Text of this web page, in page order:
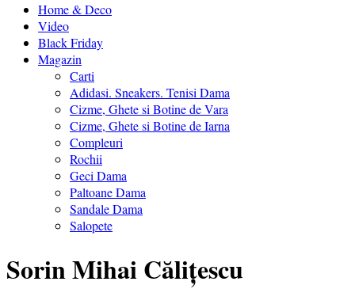
Home & Deco
Video
Black Friday
Magazin
Carti
Adidasi. Sneakers. Tenisi Dama
Cizme, Ghete si Botine de Vara
Cizme, Ghete si Botine de Iarna
Compleuri
Rochii
Geci Dama
Paltoane Dama
Sandale Dama
Salopete
Sorin Mihai Călițescu